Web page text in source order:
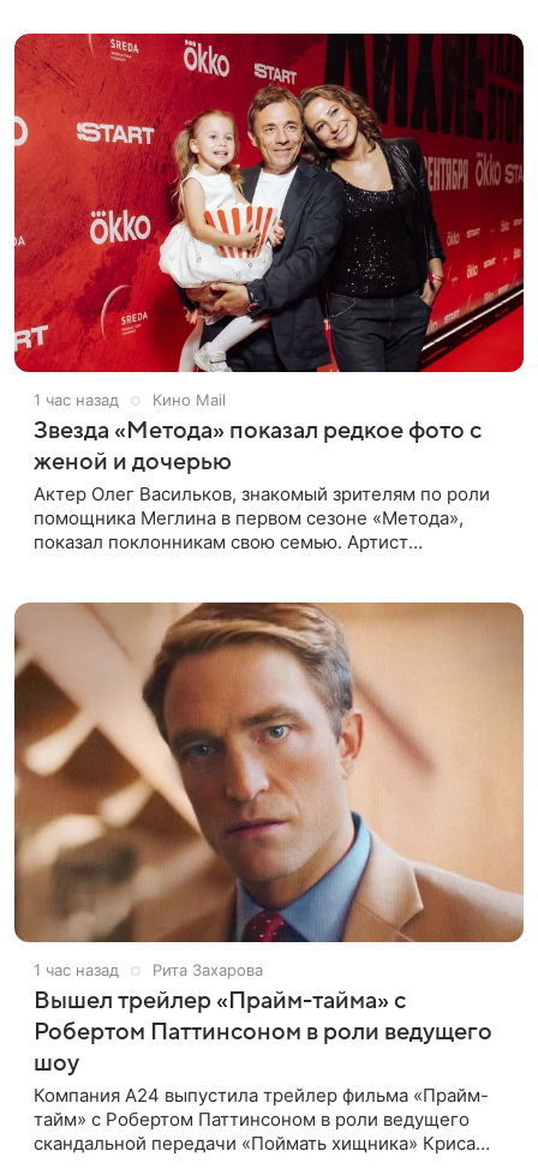
1 час назад Кино Mail
Звезда «Метода» показал редкое фото с
женой и дочерью
Актер Олег Васильков, знакомый зрителям по роли
помощника Меглина в первом сезоне «Метода»,
показал поклонникам свою семью. Артист
1 час назад Рита Захарова
Вышел трейлер «Прайм-тайма» с
Робертом Паттинсоном в роли ведущего
шоу
Компания A24 выпустила трейлер фильма «Прайм-
тайм» с Робертом Паттинсоном в роли ведущего
скандальной передачи «Поймать хищника» Криса